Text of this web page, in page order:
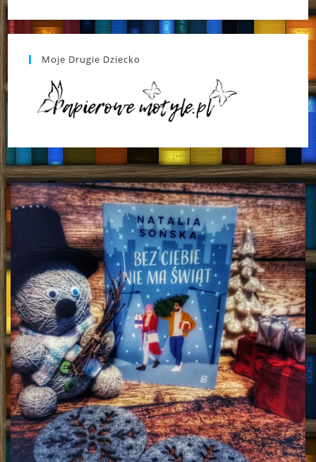
Moje Drugie Dziecko